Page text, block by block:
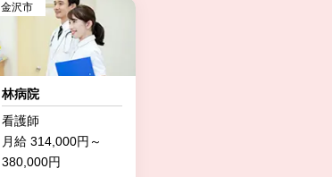
金沢市
林病院
看護師
月給 314,000円～
380,000円